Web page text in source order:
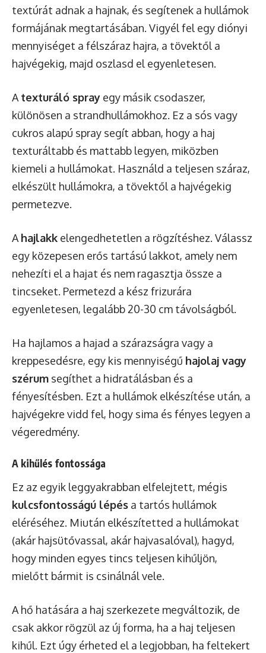
textúrát adnak a hajnak, és segítenek a hullámok
formájának megtartásában. Vigyél fel egy diónyi
mennyiséget a félszáraz hajra, a tövektől a
hajvégekig, majd oszlasd el egyenletesen.
A texturáló spray egy másik csodaszer,
különösen a strandhullámokhoz. Ez a sós vagy
cukros alapú spray segít abban, hogy a haj
texturáltabb és mattabb legyen, miközben
kiemeli a hullámokat. Használd a teljesen száraz,
elkészült hullámokra, a tövektől a hajvégekig
permetezve.
A hajlakk elengedhetetlen a rögzítéshez. Válassz
egy közepesen erős tartású lakkot, amely nem
nehezíti el a hajat és nem ragasztja össze a
tincseket. Permetezd a kész frizurára
egyenletesen, legalább 20-30 cm távolságból.
Ha hajlamos a hajad a szárazságra vagy a
kreppesedésre, egy kis mennyiségű hajolaj vagy
szérum segíthet a hidratálásban és a
fényesítésben. Ezt a hullámok elkészítése után, a
hajvégekre vidd fel, hogy sima és fényes legyen a
végeredmény.
A kihűlés fontossága
Ez az egyik leggyakrabban elfelejtett, mégis
kulcsfontosságú lépés a tartós hullámok
eléréséhez. Miután elkészítetted a hullámokat
(akár hajsütővassal, akár hajvasalóval), hagyd,
hogy minden egyes tincs teljesen kihűljön,
mielőtt bármit is csinálnál vele.
A hő hatására a haj szerkezete megváltozik, de
csak akkor rögzül az új forma, ha a haj teljesen
kihűl. Ezt úgy érheted el a legjobban, ha feltekert